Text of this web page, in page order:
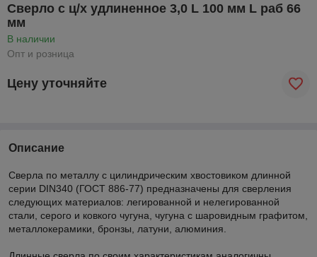
Сверло с ц/х удлиненное 3,0 L 100 мм L раб 66
мм
В наличии
Опт и розница
Цену уточняйте
Описание
Сверла по металлу с цилиндрическим хвостовиком длинной
серии DIN340 (ГОСТ 886-77) предназначены для сверления
следующих материалов: легированной и нелегированной
стали, серого и ковкого чугуна, чугуна с шаровидным графитом,
металлокерамики, бронзы, латуни, алюминия.